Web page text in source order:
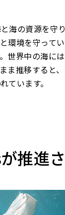
海の資源を守
境を守って
世界中の海に
ま推移すると
ています。
推進